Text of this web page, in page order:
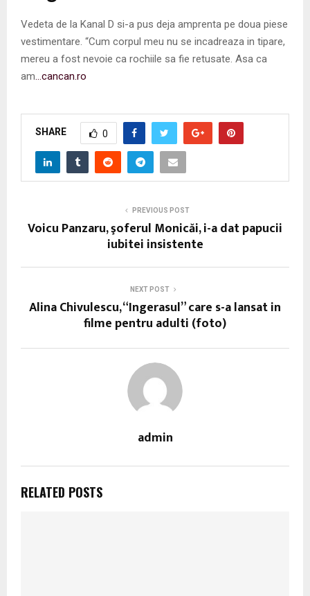
Vedeta de la Kanal D si-a pus deja amprenta pe doua piese
vestimentare. “Cum corpul meu nu se incadreaza in tipare,
mereu a fost nevoie ca rochiile sa fie retusate. Asa ca
am …cancan.ro
SHARE 0
PREVIOUS POST
Voicu Panzaru, şoferul Monicăi, i-a dat papucii
iubitei insistente
NEXT POST
Alina Chivulescu, “Ingerasul” care s-a lansat in
filme pentru adulti (foto)
admin
RELATED POSTS